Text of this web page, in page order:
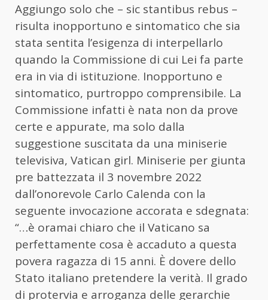
Aggiungo solo che – sic stantibus rebus –
risulta inopportuno e sintomatico che sia
stata sentita l’esigenza di interpellarlo
quando la Commissione di cui Lei fa parte
era in via di istituzione. Inopportuno e
sintomatico, purtroppo comprensibile. La
Commissione infatti è nata non da prove
certe e appurate, ma solo dalla
suggestione suscitata da una miniserie
televisiva, Vatican girl. Miniserie per giunta
pre battezzata il 3 novembre 2022
dall’onorevole Carlo Calenda con la
seguente invocazione accorata e sdegnata:
“…è oramai chiaro che il Vaticano sa
perfettamente cosa è accaduto a questa
povera ragazza di 15 anni. È dovere dello
Stato italiano pretendere la verità. Il grado
di protervia e arroganza delle gerarchie